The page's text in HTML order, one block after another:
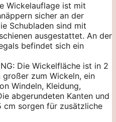
Wickelauflage ist mit
sicher an der
Schubladen sind mit
ausgestattet. An der
befindet sich ein
Die Wickelfläche ist in 2
zum Wickeln, ein
Windeln, Kleidung,
abgerundeten Kanten und
cm sorgen für zusätzliche